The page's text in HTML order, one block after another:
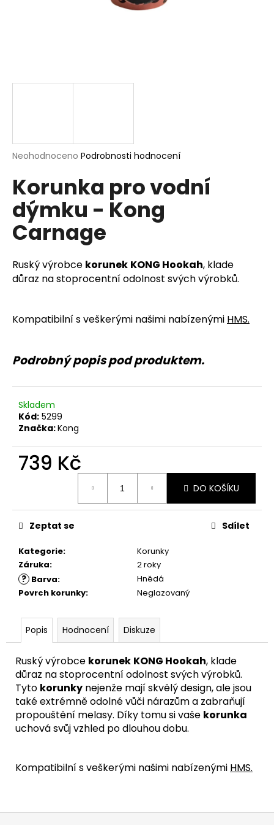
Průměrné
produktu
je
0,0
z
5
hvězdiček.
Neohodnoceno Podrobnosti hodnocení
Korunka pro vodní
dýmku - Kong
Carnage
Ruský výrobce korunek KONG Hookah, klade
důraz na stoprocentní odolnost svých výrobků.
Kompatibilní s veškerými našimi nabízenými HMS.
Podrobný popis pod produktem.
Skladem
Kód: 5299
Značka:Kong
739 Kč
DO KOŠÍKU
Kategorie:
Korunky
Záruka: 2 roky
? Barva:
Hnědá
Povrch korunky: Neglazovaný
Zeptat se Sdílet
Popis Hodnocení Diskuze
Ruský výrobce korunek KONG Hookah, klade
důraz na stoprocentní odolnost svých výrobků.
Tyto korunky nejenže mají skvělý design, ale jsou
také extrémně odolné vůči nárazům a zabraňují
propouštění melasy. Díky tomu si vaše korunka
uchová svůj vzhled po dlouhou dobu.
Kompatibilní s veškerými našimi nabízenými HMS.
?
HLEDAT
D
o
p
o
u
č
e